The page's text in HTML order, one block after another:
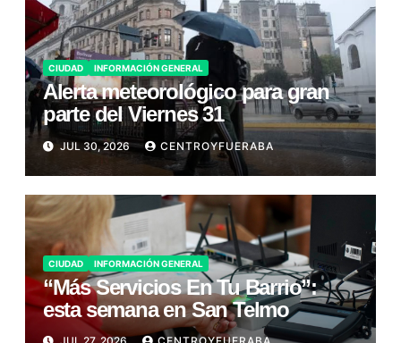
CIUDAD INFORMACIÓN GENERAL
Alerta meteorológico para gran
parte del Viernes 31
JUL 30, 2026 CENTROYFUERABA
CIUDAD INFORMACIÓN GENERAL
“Más Servicios En Tu Barrio”:
esta semana en San Telmo